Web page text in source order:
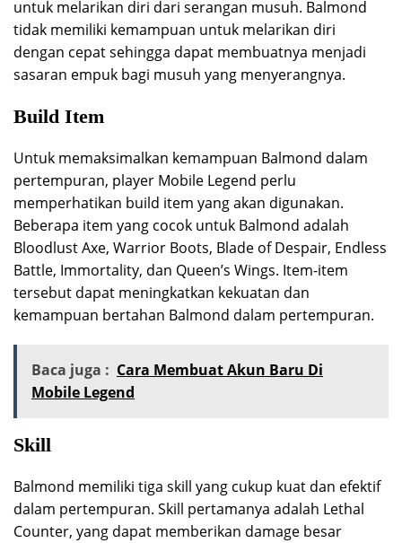
untuk melarikan diri dari serangan musuh. Balmond
tidak memiliki kemampuan untuk melarikan diri
dengan cepat sehingga dapat membuatnya menjadi
sasaran empuk bagi musuh yang menyerangnya.
Build Item
Untuk memaksimalkan kemampuan Balmond dalam
pertempuran, player Mobile Legend perlu
memperhatikan build item yang akan digunakan.
Beberapa item yang cocok untuk Balmond adalah
Bloodlust Axe, Warrior Boots, Blade of Despair, Endless
Battle, Immortality, dan Queen’s Wings. Item-item
tersebut dapat meningkatkan kekuatan dan
kemampuan bertahan Balmond dalam pertempuran.
Baca juga : Cara Membuat Akun Baru Di
Mobile Legend
Skill
Balmond memiliki tiga skill yang cukup kuat dan efektif
dalam pertempuran. Skill pertamanya adalah Lethal
Counter, yang dapat memberikan damage besar